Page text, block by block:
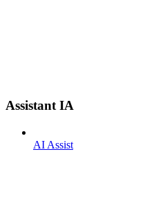
Assistant IA
AI Assist